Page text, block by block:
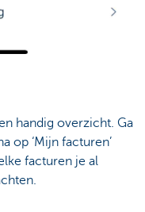
handig overzicht. Ga
op ‘Mijn facturen’
facturen je al